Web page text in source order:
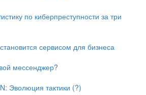
по киберпреступности за три
сервисом для бизнеса
мессенджер?
Эволюция тактики (?)